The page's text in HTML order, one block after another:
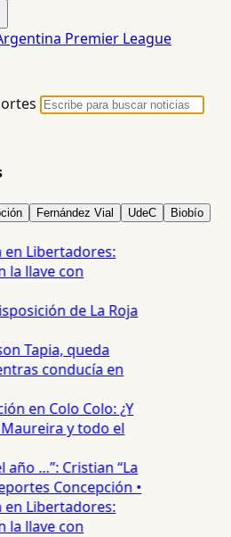
Premier League
Fernández Vial UdeC Biobío
Libertadores:
llave con
de La Roja
Tapia, queda
conducía en
en Colo Colo: ¿Y
y todo el
…”: Cristian “La
Concepción •
Libertadores:
llave con